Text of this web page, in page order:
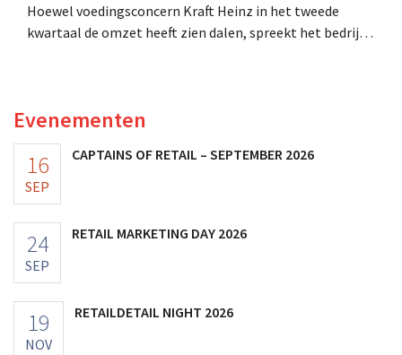
Hoewel voedingsconcern Kraft Heinz in het tweede
kwartaal de omzet heeft zien dalen, spreekt het bedrijf
Evenementen
16
SEP
CAPTAINS OF RETAIL – SEPTEMBER 2026
24
SEP
RETAIL MARKETING DAY 2026
19
NOV
RETAILDETAIL NIGHT 2026